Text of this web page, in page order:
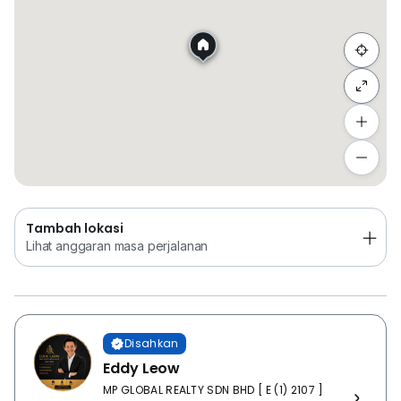
Tambah lokasi
Lihat anggaran masa perjalanan
Disahkan
Eddy Leow
MP GLOBAL REALTY SDN BHD [ E (1) 2107 ]